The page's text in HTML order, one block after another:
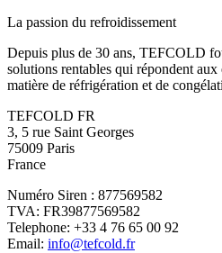
La passion du refroidissement
Depuis plus de 30 ans, TEFCOLD
solutions rentables qui répondent
matière de réfrigération et de
TEFCOLD FR
3, 5 rue Saint Georges
75009 Paris
France
Numéro Siren : 877569582
TVA: FR39877569582
Telephone: +33 4 76 65 00 92
Email: info@tefcold.fr